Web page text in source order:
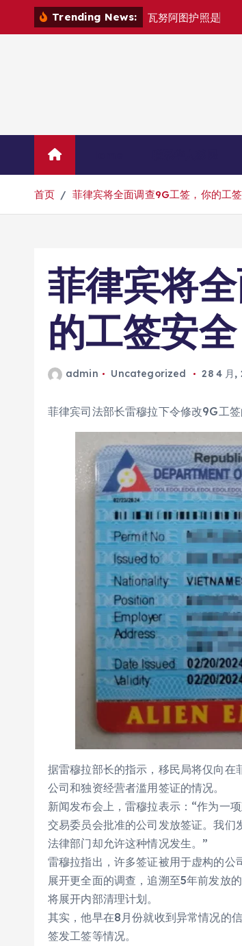
Trending News: 瓦努阿图护照是
首页 菲律宾将全面调查9G工签，你的工
菲律宾将
的工签安全
admin Uncategorized 28 4 月,
菲律宾司法部长雷穆拉下令修改9G工
据雷穆拉部长的指示，移民局将仅向
公司和独资经营者滥用签证的情况。
新闻发布会上，雷穆拉表示：“作为一
交易委员会批准的公司发放签证。我
法律部门却允许这种情况发生。”
雷穆拉指出，许多签证被用于虚构的
展开更全面的调查，追溯至5年前发放
将展开内部清理计划。
其实，他早在8月份就收到异常情况的
签发工签等情况。